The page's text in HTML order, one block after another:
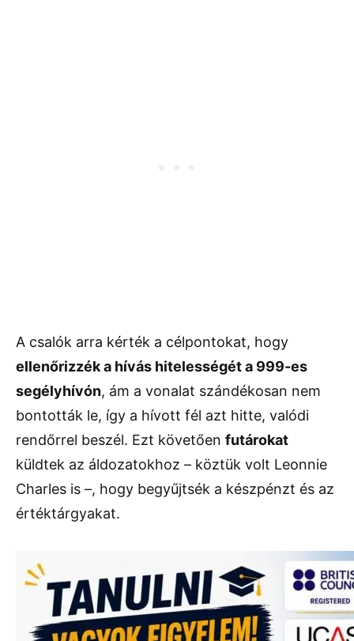
A csalók arra kérték a célpontokat, hogy
ellenőrizzék a hívás hitelességét a 999-es
segélyhívón, ám a vonalat szándékosan nem
bontották le, így a hívott fél azt hitte, valódi
rendőrrel beszél. Ezt követően futárokat
küldtek az áldozatokhoz – köztük volt Leonnie
Charles is –, hogy begyűjtsék a készpénzt és az
értéktárgyakat.